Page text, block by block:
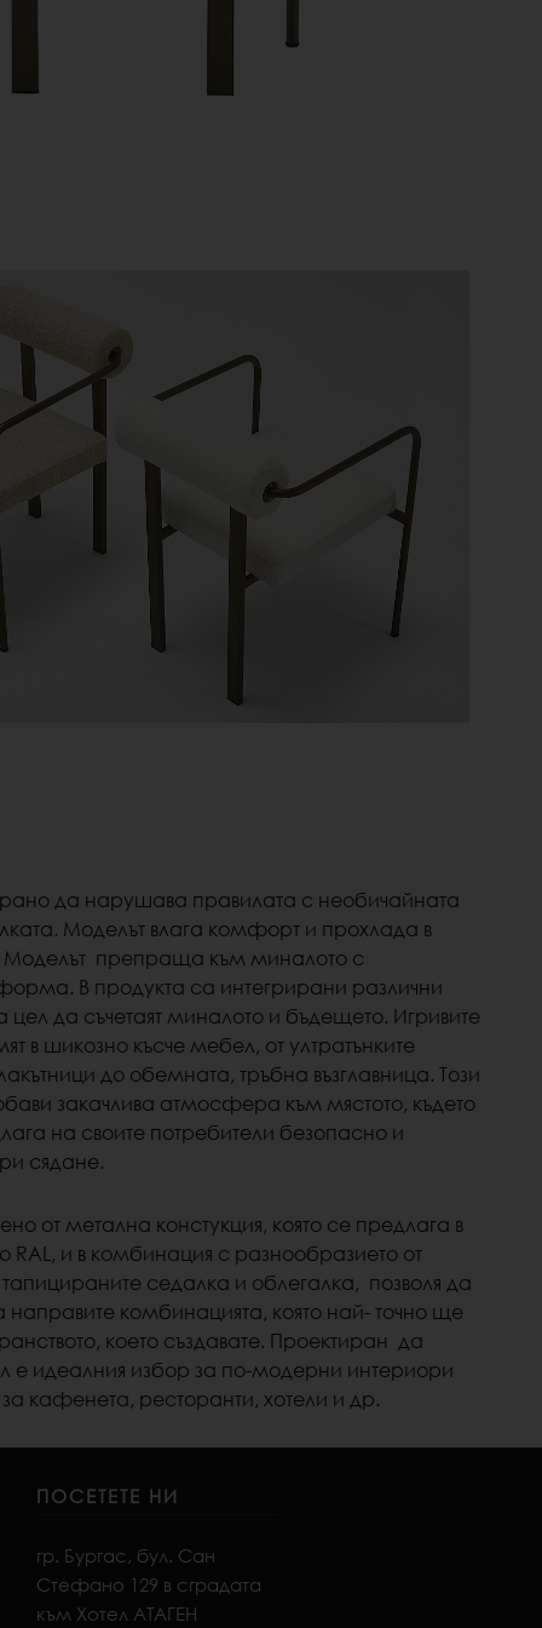
да нарушава правилата с необичайната
Моделът влага комфорт и прохлада в
Моделът препраща към миналото с
В продукта са интегрирани различни
да съчетаят миналото и бъдещето. Игривите
в шикозно късче мебел, от ултратънките
до обемната, тръбна възглавница. Този
закачлива атмосфера към мястото, където
на своите потребители безопасно и
сядане.
от метална констукция, която се предлага в
RAL, и в комбинация с разнообразието от
седалка и облегалка, позволя да
направите комбинацията, която най- точно ще
което създавате. Проектиран да
е идеалния избор за по-модерни интериори
кафенета, ресторанти, хотели и др.
ПОСЕТЕТЕ НИ
гр. Бургас, бул. Сан
Стефано 129 в сградата
към Хотел АТАГЕН